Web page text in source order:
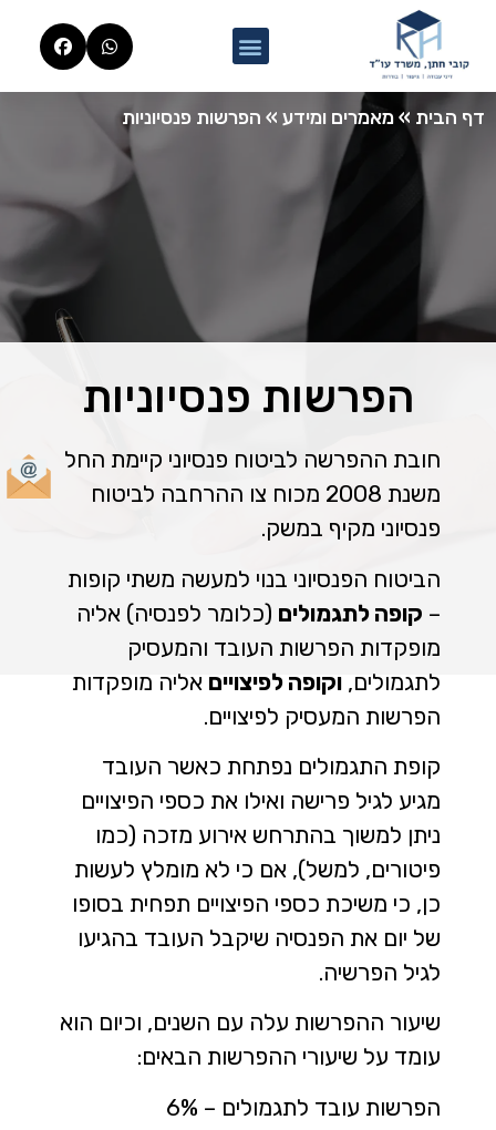
דף הבית »מאמרים ומידע » הפרשות פנסיוניות
הפרשות פנסיוניות
חובת ההפרשה לביטוח פנסיוני קיימת החל
משנת 2008 מכוח צו ההרחבה לביטוח
פנסיוני מקיף במשק.
הביטוח הפנסיוני בנוי למעשה משתי קופות
– קופה לתגמולים (כלומר לפנסיה) אליה
מופקדות הפרשות העובד והמעסיק
לתגמולים, וקופה לפיצויים אליה מופקדות
הפרשות המעסיק לפיצויים.
קופת התגמולים נפתחת כאשר העובד
מגיע לגיל פרישה ואילו את כספי הפיצויים
ניתן למשוך בהתרחש אירוע מזכה (כמו
פיטורים, למשל), אם כי לא מומלץ לעשות
כן, כי משיכת כספי הפיצויים תפחית בסופו
של יום את הפנסיה שיקבל העובד בהגיעו
לגיל הפרשיה.
שיעור ההפרשות עלה עם השנים, וכיום הוא
עומד על שיעורי ההפרשות הבאים:
הפרשות עובד לתגמולים – 6%